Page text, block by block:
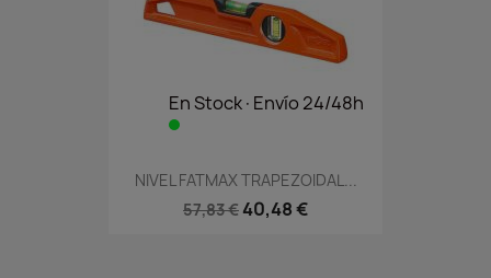
En Stock·Envío 24/48h
NIVEL FATMAX TRAPEZOIDAL...
57,83 € 40,48 €